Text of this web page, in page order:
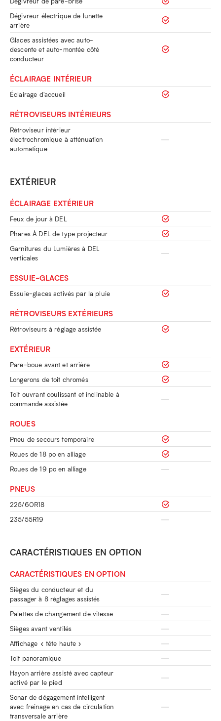
Dégivreur électrique de lunette
arrière
Glaces assistées avec auto-
descente et auto-montée côté
conducteur
ÉCLAIRAGE INTÉRIEUR
Éclairage d'accueil
RÉTROVISEURS INTÉRIEURS
Rétroviseur intérieur
électrochromique à atténuation
automatique
EXTÉRIEUR
ÉCLAIRAGE EXTÉRIEUR
Feux de jour à DEL
Phares À DEL de type projecteur
Garnitures du Lumières à DEL
verticales
ESSUIE-GLACES
Essuie-glaces activés par la pluie
RÉTROVISEURS EXTÉRIEURS
Rétroviseurs à réglage assistée
EXTÉRIEUR
Pare-boue avant et arrière
Longerons de toit chromés
Toit ouvrant coulissant et inclinable à
commande assistée
ROUES
Pneu de secours temporaire
Roues de 18 po en alliage
Roues de 19 po en alliage
PNEUS
225/60R18
235/55R19
CARACTÉRISTIQUES EN OPTION
CARACTÉRISTIQUES EN OPTION
Sièges du conducteur et du
passager à 8 réglages assistés
Palettes de changement de vitesse
Sièges avant ventilés
Affichage « tête haute »
Toit panoramique
Hayon arrière assisté avec capteur
activé par le pied
Sonar de dégagement intelligent
avec freinage en cas de circulation
transversale arrière